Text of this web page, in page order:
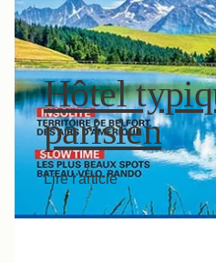
Hôtel
parisien
Lire l'article